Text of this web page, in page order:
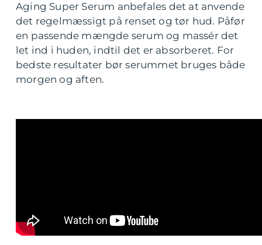
Aging Super Serum anbefales det at anvende
det regelmæssigt på renset og tør hud. Påfør
en passende mængde serum og massér det
let ind i huden, indtil det er absorberet. For
bedste resultater bør serummet bruges både
morgen og aften.